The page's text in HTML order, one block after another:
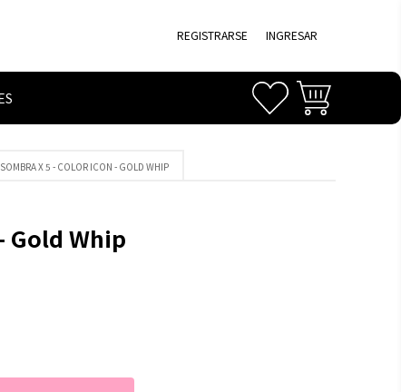
REGISTRARSE INGRESAR
X 5 - COLOR ICON - GOLD WHIP
Gold Whip